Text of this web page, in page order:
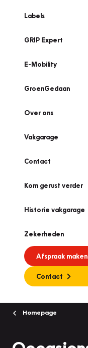
Labels
GRIP Expert
E-Mobility
GroenGedaan
Over ons
Vakgarage
Contact
Kom gerust verder
Historie vakgarage
Zekerheden
Afspraak maken
Contact
Homepage